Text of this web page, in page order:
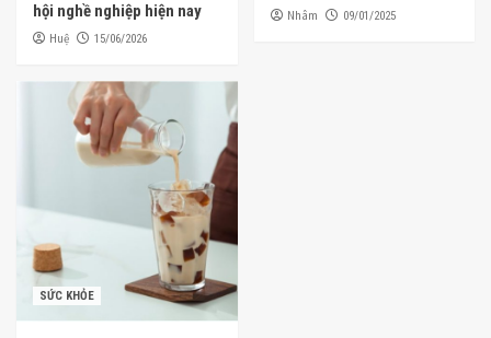
hội nghề nghiệp hiện nay
Huệ 15/06/2026
Nhâm 09/01/2025
SỨC KHỎE